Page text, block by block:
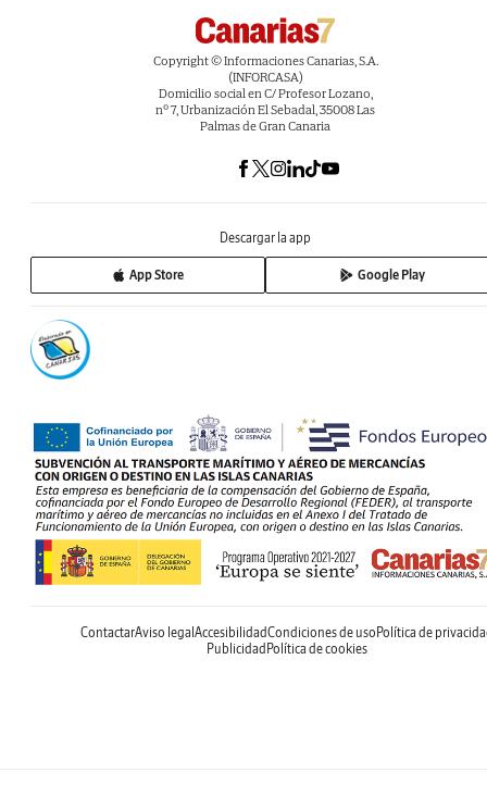
Copyright © Informaciones Canarias, S.A.
(INFORCASA)
Domicilio social en C/ Profesor Lozano,
nº 7, Urbanización El Sebadal, 35008 Las
Palmas de Gran Canaria
Descargar la app
App Store Google Play
ContactarAviso legalAccesibilidadCondiciones de usoPolítica de
PublicidadPolítica de cookies